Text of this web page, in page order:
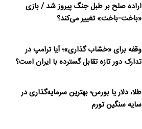
اراده صلح بر طبل جنگ پیروز شد / بازی
«باخت-باخت» تغییر می‌کند؟
وقفه برای «خشاب گذاری»؛ آیا ترامپ در
تدارک دور تازه تقابل گسترده با ایران است؟
طلا، دلار یا بورس؛ بهترین سرمایه‌گذاری در
سایه سنگین تورم